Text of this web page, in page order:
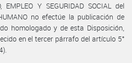
EMPLEO Y SEGURIDAD SOCIAL del
no efectúe la publicación de
homologado y de esta Disposición,
en el tercer párrafo del artículo 5°